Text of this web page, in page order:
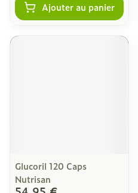
Ajouter au panier
Glucoril 120 Caps
Nutrisan